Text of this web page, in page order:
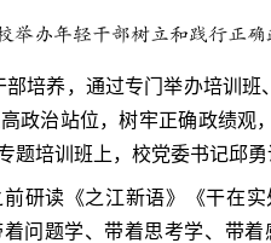
举办年轻干部树立和践行正
部培养，通过专门举办培训
政治站位，树牢正确政绩观
题培训班上，校党委书记邱勇
前研读《之江新语》《干在
问题学、带着思考学、带